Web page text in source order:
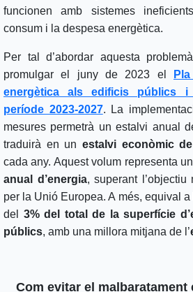
funcionen amb sistemes
consum i la despesa energètica.
Per tal d’abordar aquesta
promulgar el juny de 2023 el
energètica als edificis públics i
període 2023-2027. La
mesures permetrà un estalvi anual
traduirà en un estalvi econòmic
cada any. Aquest volum representa un
anual d’energia, superant
per la Unió Europea. A més, equival
del 3% del total de la superfície
públics, amb una millora mitjana de l’
Com evitar el malbaratament